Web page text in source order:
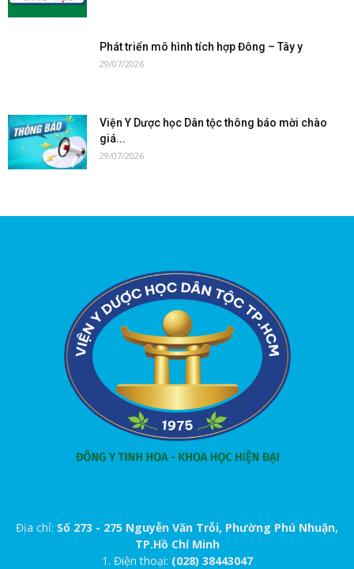
Phát triển mô hình tích hợp Đông – Tây y
29/07/2026
Viện Y Dược học Dân tộc thông báo mời chào
giá...
29/07/2026
Địa chỉ: Số 273 - 275 Nguyễn Văn Trỗi, Phường Phú Nhuận,
TP.Hồ Chí Minh
1. Điện thoại: (028) 38443047